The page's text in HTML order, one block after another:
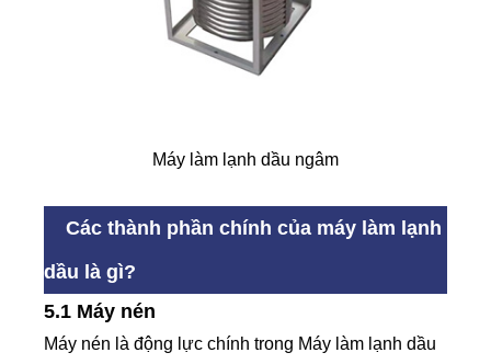
Máy làm lạnh dầu ngâm
Các thành phần chính của máy làm lạnh
dầu là gì?
5.1 Máy nén
Máy nén là động lực chính trong Máy làm lạnh dầu